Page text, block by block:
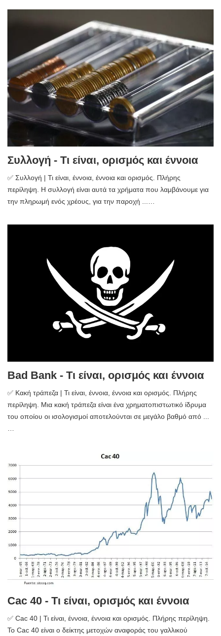
Συλλογή - Τι είναι, ορισμός και έννοια
✅ Συλλογή | Τι είναι, έννοια, έννοια και ορισμός. Πλήρης
περίληψη. Η συλλογή είναι αυτά τα χρήματα που λαμβάνουμε για
την πληρωμή ενός χρέους, για την παροχή ...…
Bad Bank - Τι είναι, ορισμός και έννοια
✅ Κακή τράπεζα | Τι είναι, έννοια, έννοια και ορισμός. Πλήρης
περίληψη. Μια κακή τράπεζα είναι ένα χρηματοπιστωτικό ίδρυμα
του οποίου οι ισολογισμοί αποτελούνται σε μεγάλο βαθμό από ...
Cac 40 - Τι είναι, ορισμός και έννοια
✅ Cac 40 | Τι είναι, έννοια, έννοια και ορισμός. Πλήρης περίληψη.
Το Cac 40 είναι ο δείκτης μετοχών αναφοράς του γαλλικού